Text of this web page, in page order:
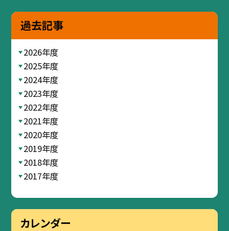
過去記事
2026年度
2025年度
2024年度
2023年度
2022年度
2021年度
2020年度
2019年度
2018年度
2017年度
カレンダー